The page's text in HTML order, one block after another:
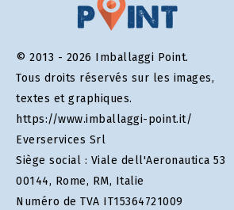
© 2013 - 2026 Imballaggi Point.
Tous droits réservés sur les images,
textes et graphiques.
https://www.imballaggi-point.it/
Everservices Srl
Siège social : Viale dell'Aeronautica 53
00144, Rome, RM, Italie
Numéro de TVA IT15364721009